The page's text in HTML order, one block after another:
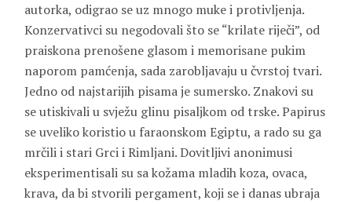
autorka, odigrao se uz mnogo muke i protivljenja.
Konzervativci su negodovali što se “krilate riječi”, od
praiskona prenošene glasom i memorisane pukim
naporom pamćenja, sada zarobljavaju u čvrstoj tvari.
Jedno od najstarijih pisama je sumersko. Znakovi su
se utiskivali u svježu glinu pisaljkom od trske. Papirus
se uveliko koristio u faraonskom Egiptu, a rado su ga
mrčili i stari Grci i Rimljani. Dovitljivi anonimusi
eksperimentisali su sa kožama mladih koza, ovaca,
krava, da bi stvorili pergament, koji se i danas ubraja